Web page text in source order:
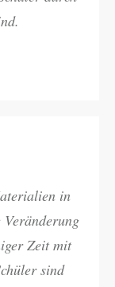
in
Zeit mit
sind